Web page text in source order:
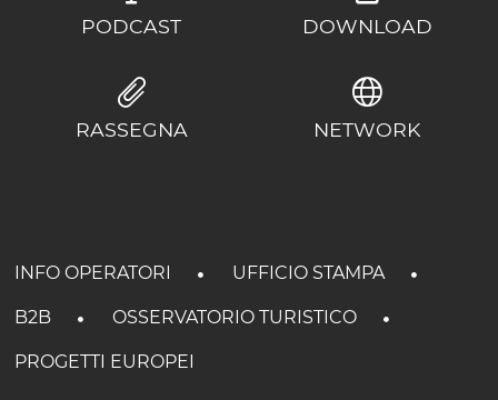
PODCAST DOWNLOAD
RASSEGNA NETWORK
INFO OPERATORI UFFICIO STAMPA
B2B OSSERVATORIO TURISTICO
PROGETTI EUROPEI